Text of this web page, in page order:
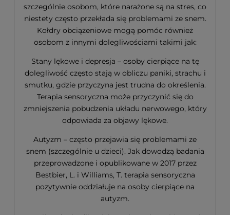
szczególnie osobom, które narażone są na stres, co
niestety często przekłada się problemami ze snem.
Kołdry obciążeniowe mogą pomóc również
osobom z innymi dolegliwościami takimi jak:
Stany lękowe i depresja – osoby cierpiące na tę
dolegliwość często stają w obliczu paniki, strachu i
smutku, gdzie przyczyna jest trudna do określenia.
Terapia sensoryczna może przyczynić się do
zmniejszenia pobudzenia układu nerwowego, który
odpowiada za objawy lękowe.
Autyzm – często przejawia się problemami ze
snem (szczególnie u dzieci). Jak dowodzą badania
przeprowadzone i opublikowane w 2017 przez
Bestbier, L. i Williams, T. terapia sensoryczna
pozytywnie oddziałuje na osoby cierpiące na
autyzm.